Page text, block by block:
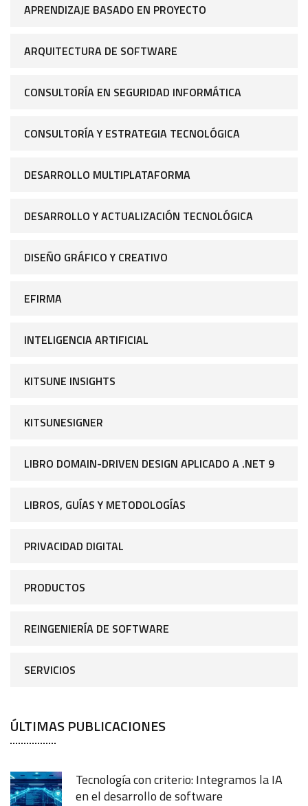
APRENDIZAJE BASADO EN PROYECTO
ARQUITECTURA DE SOFTWARE
CONSULTORÍA EN SEGURIDAD INFORMÁTICA
CONSULTORÍA Y ESTRATEGIA TECNOLÓGICA
DESARROLLO MULTIPLATAFORMA
DESARROLLO Y ACTUALIZACIÓN TECNOLÓGICA
DISEÑO GRÁFICO Y CREATIVO
EFIRMA
INTELIGENCIA ARTIFICIAL
KITSUNE INSIGHTS
KITSUNESIGNER
LIBRO DOMAIN-DRIVEN DESIGN APLICADO A .NET 9
LIBROS, GUÍAS Y METODOLOGÍAS
PRIVACIDAD DIGITAL
PRODUCTOS
REINGENIERÍA DE SOFTWARE
SERVICIOS
ÚLTIMAS PUBLICACIONES
Tecnología con criterio: Integramos la IA
en el desarrollo de software